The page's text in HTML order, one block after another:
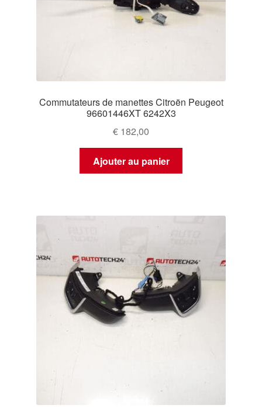
Commutateurs de manettes Citroën Peugeot
96601446XT 6242X3
€ 182,00
Ajouter au panier